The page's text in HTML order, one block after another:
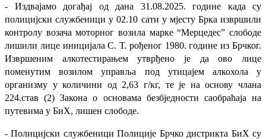
- Издвајамо догађај од дана 31.08.2025. године када су
полицијски службеници у 02.10 сати у мјесту Брка извршили
контролу возача моторног возила марке “Мерцедес” слободе
лишили лице иницијала С. Т. рођеног 1980. године из Брчког.
Извршеним алкотестирањем утврђено је да ово лице
поменутим возилом управља под утицајем алкохола у
организму у количини од 2,63 г/кг, те је на основу члана
224.став (2) Закона о основама безбједности саобраћаја на
путевима у БиХ, лишен слободе.
-Полицијски службеници Полиције Брчко дистрикта БиХ су